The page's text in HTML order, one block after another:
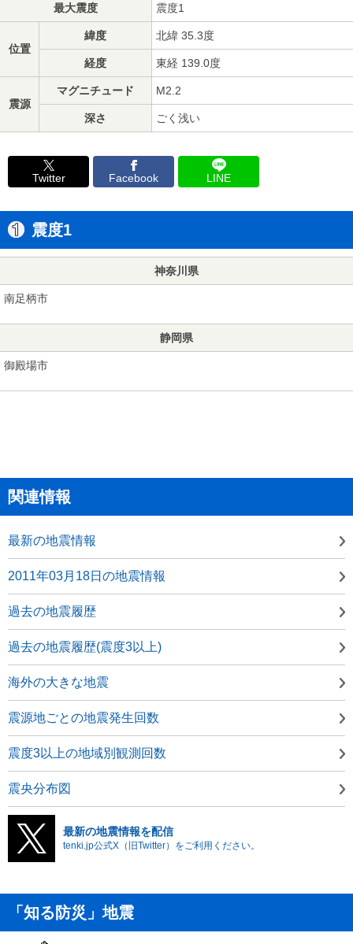
最大震度 震度1
位置
緯度 北緯 35.3度
経度 東経 139.0度
震源
マグニチュード M2.2
深さ ごく浅い
Twitter Facebook LINE
震度1
神奈川県
南足柄市
静岡県
御殿場市
関連情報
最新の地震情報
2011年03月18日の地震情報
過去の地震履歴
過去の地震履歴(震度3以上)
海外の大きな地震
震源地ごとの地震発生回数
震度3以上の地域別観測回数
震央分布図
最新の地震情報を配信
tenki.jp公式X（旧Twitter）をご利用ください。
「知る防災」地震